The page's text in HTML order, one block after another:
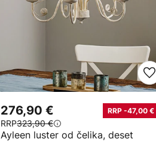
Ayleen luster od čelika, deset
276,90 € RRP -47,00 €
RRP323,90 €